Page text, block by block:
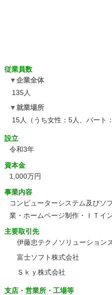
従業員数
企業全体
135人
就業場所
15人（うち女性：5人、パート
設立
令和3年
資本金
1,000万円
事業内容
コンピューターシステム及びソ
業・ホームページ制作・ＩＴイ
主要取引先
伊藤忠テクノソリューション
富士ソフト株式会社
Ｓｋｙ株式会社
支店・営業所・工場等